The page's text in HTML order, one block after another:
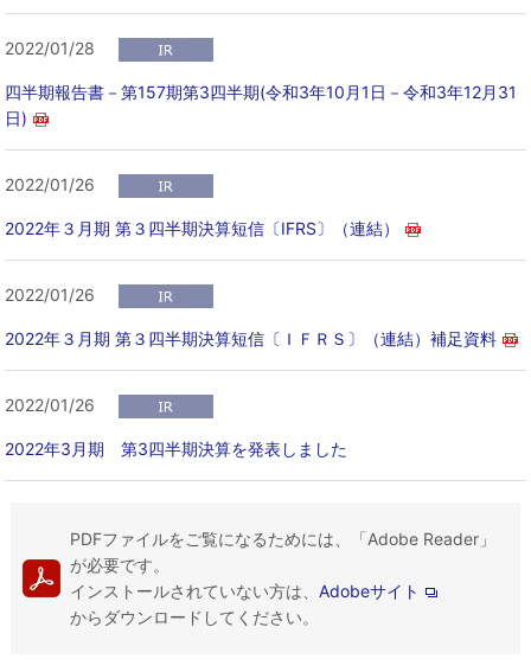
2022/01/28
四半期報告書－第157期第3四半期(令和3年10月1日－令和3年12月31
日)
2022/01/26
2022年３月期 第３四半期決算短信〔IFRS〕（連結）
2022/01/26
2022年３月期 第３四半期決算短信〔ＩＦＲＳ〕（連結）補足資料
2022/01/26
2022年3月期 第3四半期決算を発表しました
PDFファイルをご覧になるためには、「Adobe Reader」
が必要です。
インストールされていない方は、 Adobeサイト
からダウンロードしてください。